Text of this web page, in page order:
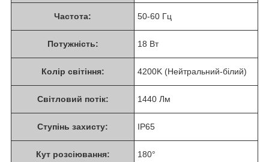
Частота: 50-60 Гц
Потужність: 18 Вт
Колір світіння: 4200K (Нейтральний-білий)
Світловий потік: 1440 Лм
Ступінь захисту: IP65
Кут розсіювання: 180°